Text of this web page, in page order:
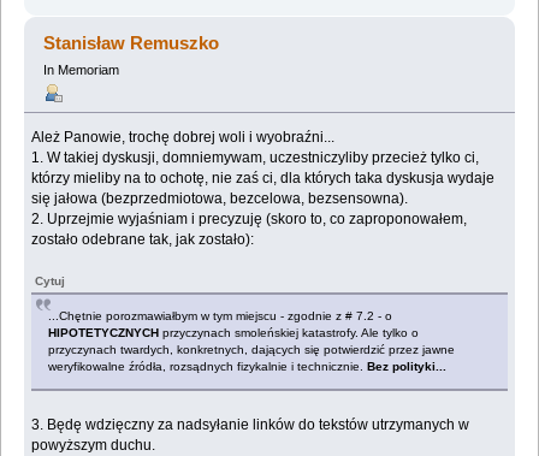
Stanisław Remuszko
In Memoriam
Ależ Panowie, trochę dobrej woli i wyobraźni...
1. W takiej dyskusji, domniemywam, uczestniczyliby przecież tylko ci,
którzy mieliby na to ochotę, nie zaś ci, dla których taka dyskusja wydaje
się jałowa (bezprzedmiotowa, bezcelowa, bezsensowna).
2. Uprzejmie wyjaśniam i precyzuję (skoro to, co zaproponowałem,
zostało odebrane tak, jak zostało):
Cytuj
...Chętnie porozmawiałbym w tym miejscu - zgodnie z # 7.2 - o
HIPOTETYCZNYCHprzyczynach smoleńskiej katastrofy. Ale tylko o
przyczynach twardych, konkretnych, dających się potwierdzić przez jawne
weryfikowalne źródła, rozsądnych fizykalnie i technicznie. Bez polityki...
3. Będę wdzięczny za nadsyłanie linków do tekstów utrzymanych w
powyższym duchu.